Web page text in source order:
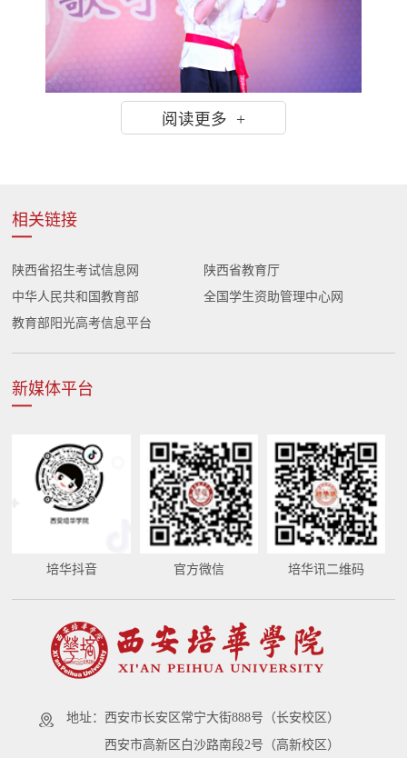
阅读更多 +
相关链接
陕西省招生考试信息网
陕西省教育厅
中华人民共和国教育部
全国学生资助管理中心网
教育部阳光高考信息平台
新媒体平台
培华抖音 官方微信 培华讯二维码
地址： 西安市长安区常宁大街888号（长安校区）
西安市高新区白沙路南段2号（高新校区）